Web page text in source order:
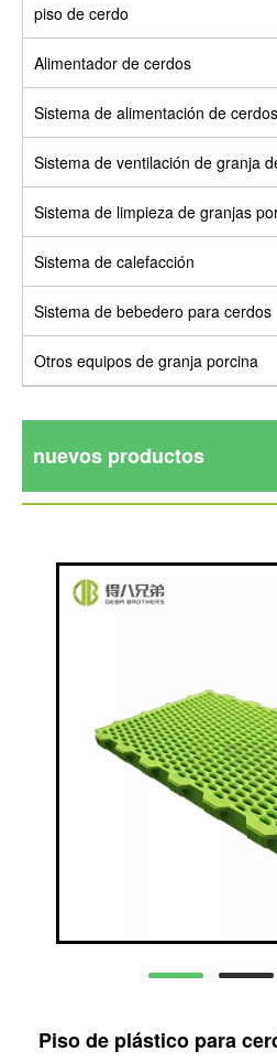
piso de cerdo
Alimentador de cerdos
Sistema de alimentación de cerdos
Sistema de ventilación de granja
Sistema de limpieza de granjas
Sistema de calefacción
Sistema de bebedero para cerdos
Otros equipos de granja porcina
nuevos productos
Piso de plástico para